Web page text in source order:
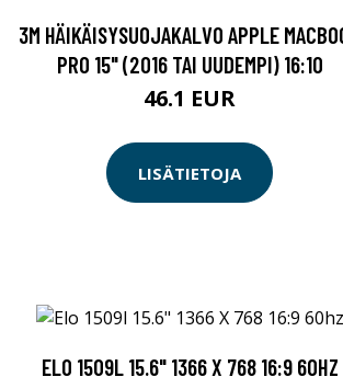
3M HÄIKÄISYSUOJAKALVO APPLE
PRO 15" (2016 TAI UUDEMPI) 16:10
46.1 EUR
LISÄTIETOJA
ELO 1509L 15.6" 1366 X 768 16:9 60HZ